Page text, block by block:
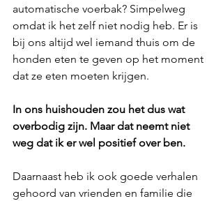
automatische voerbak? Simpelweg
omdat ik het zelf niet nodig heb. Er is
bij ons altijd wel iemand thuis om de
honden eten te geven op het moment
dat ze eten moeten krijgen.
In ons huishouden zou het dus wat
overbodig zijn. Maar dat neemt niet
weg dat ik er wel positief over ben.
Daarnaast heb ik ook goede verhalen
gehoord van vrienden en familie die